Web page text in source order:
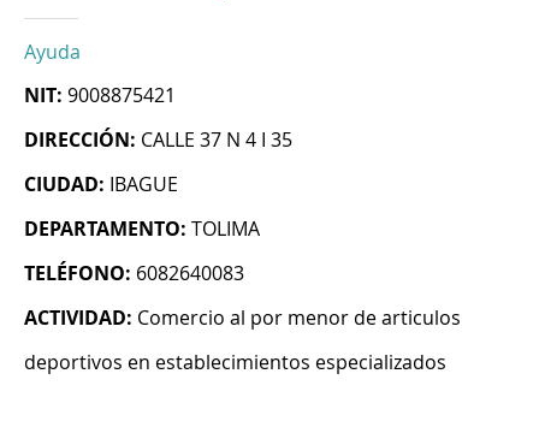
Ayuda
NIT: 9008875421
DIRECCIÓN: CALLE 37 N 4 I 35
CIUDAD: IBAGUE
DEPARTAMENTO: TOLIMA
TELÉFONO: 6082640083
ACTIVIDAD: Comercio al por menor de articulos
deportivos en establecimientos especializados